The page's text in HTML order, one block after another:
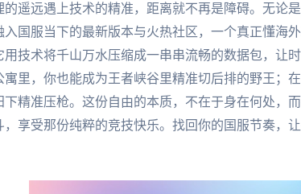
的遥远遇上技术的精准，距离就不再是障碍。无论
入国服当下的最新版本与火热社区，一个真正懂海
用技术将千山万水压缩成一串串流畅的数据包，让
寓里，你也能成为王者峡谷里精准切后排的野王；
下精准压枪。这份自由的本质，不在于身在何处，
，享受那份纯粹的竞技快乐。找回你的国服节奏，